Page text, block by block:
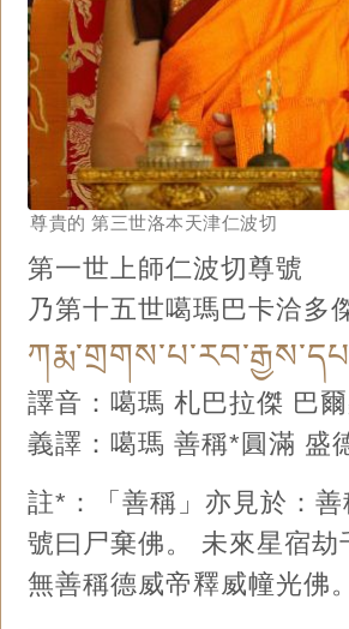
尊貴的 第三世洛本天津仁波切
第一世上師仁波切尊號
乃第十五世噶瑪巴卡洽多
譯音：噶瑪 札巴拉傑 巴
義譯：噶瑪 善稱*圓滿 盛
註*：「善稱」亦見於：
號曰尸棄佛。 未來星宿劫
無善稱德威帝釋威幢光佛。